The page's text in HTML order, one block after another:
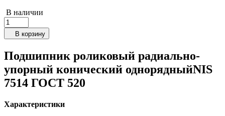
В наличии
В корзину
Подшипник роликовый радиально-
упорный конический однорядныйNIS
7514 ГОСТ 520
Характеристики